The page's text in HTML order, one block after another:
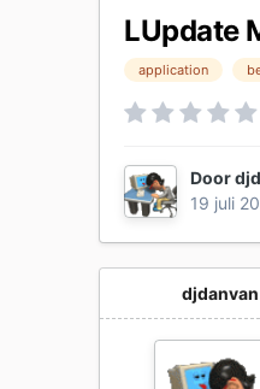
LUpdate
application
Door
19 juli
djdanvan